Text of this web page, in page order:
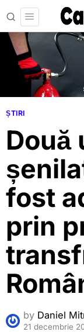
ȘTIRI
Două
fost
prin
by Daniel
21 decembrie